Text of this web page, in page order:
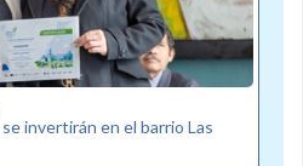
invertirán en el barrio Las